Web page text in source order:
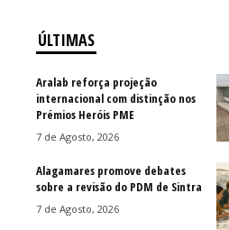
ÚLTIMAS
Aralab reforça projeção
internacional com distinção nos
Prémios Heróis PME
7 de Agosto, 2026
Alagamares promove debates
sobre a revisão do PDM de Sintra
7 de Agosto, 2026